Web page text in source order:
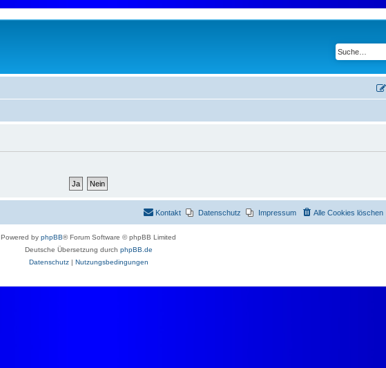
Alle Cookies löschen
Impressum
Datenschutz
Kontakt
Powered by phpBB® Forum Software © phpBB Limited
Deutsche Übersetzung durch phpBB.de
Datenschutz| Nutzungsbedingungen